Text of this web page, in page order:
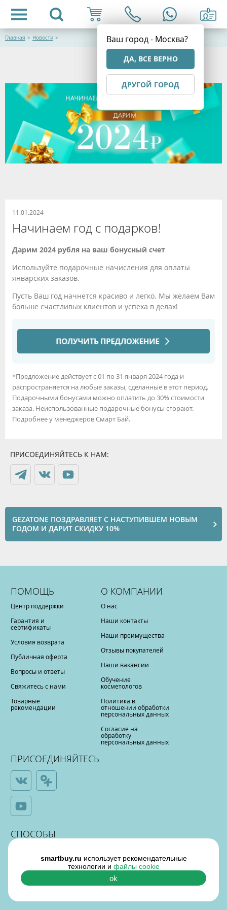
Ваш город - Москва?
ДА, ВСЕ ВЕРНО
ДРУГОЙ ГОРОД
Главная > Новости >
11.01.2024
Начинаем год с подарков!
Дарим 2024 рубля на ваш бонусный счет
Используйте подарочные начисления для оплаты
январских заказов.
Пусть Ваш год начнется красиво и легко. Мы желаем Вам
больше счастливых клиентов и успеха в делах!
*Предложение действует с 01 по 31 января 2024 года и
распространяется на любые заказы, сделанные в этот период.
Подарочными бонусами можно оплатить до 30% стоимости
заказа. Неиспользованные подарочные бонусы сгорают.
Подробнее у менеджеров Смарт Бай.
ПРИСОЕДИНЯЙТЕСЬ К НАМ:
GEZATONE ПОЗДРАВЛЯЕТ С НАСТУПИВШЕМ НОВЫМ
ГОДОМ И ДАРИТ СКИДКУ 10%
ПОМОЩЬ
Центр поддержки
Гарантия и
сертификаты
Условия возврата
Публичная оферта
Вопросы и ответы
Свяжитесь с нами
Товарные
рекомендации
О КОМПАНИИ
О нас
Наши контакты
Наши преимущества
Отзывы покупателей
Наши вакансии
Обучение
косметологов
Политика в
отношении обработки
персональных данных
Согласие на
обработку
персональных данных
ПРИСОЕДИНЯЙТЕСЬ
СПОСОБЫ
ОПЛАТЫ
smartbuy.ru использует рекомендательные
технологии и файлы cookie
ok